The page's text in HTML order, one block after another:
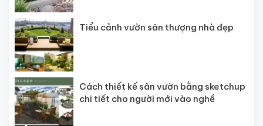
Tiểu cảnh vườn sân thượng nhà đẹp
Cách thiết kế sân vườn bằng sketchup
chi tiết cho người mới vào nghề